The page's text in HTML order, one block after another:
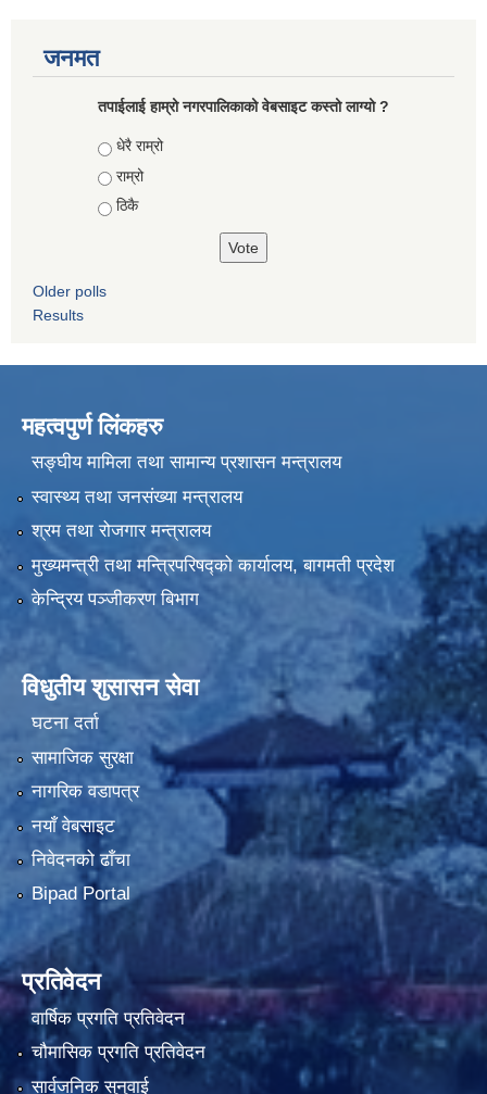
जनमत
तपाईलाई हाम्रो नगरपालिकाको वेबसाइट कस्तो लाग्यो ?
Choices
धेरै राम्रो
राम्रो
ठिकै
Older polls
Results
महत्वपुर्ण लिंकहरु
सङ्घीय मामिला तथा सामान्य प्रशासन मन्त्रालय
स्वास्थ्य तथा जनसंख्या मन्त्रालय
श्रम तथा रोजगार मन्त्रालय
मुख्यमन्त्री तथा मन्त्रिपरिषद्को कार्यालय, बागमती प्रदेश
केन्द्रिय पञ्जीकरण बिभाग
विधुतीय शुसासन सेवा
घटना दर्ता
सामाजिक सुरक्षा
नागरिक वडापत्र
नयाँ वेबसाइट
निवेदनको ढाँचा
Bipad Portal
प्रतिवेदन
वार्षिक प्रगति प्रतिवेदन
चौमासिक प्रगति प्रतिवेदन
सार्वजनिक सुनुवाई